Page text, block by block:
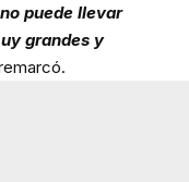
puede llevar
grandes y
remarcó.